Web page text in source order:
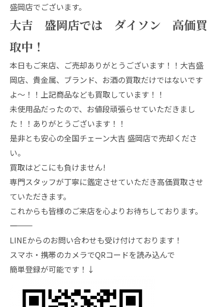
盛岡店でございます。
大吉 盛岡店では ダイソン 高価買
取中！
本日もご来店、ご売却ありがとうございます！！大吉盛
岡店、貴金属、ブランド、お酒の買取だけではないです
よ～！！上記商品なども買取しています！！
未使用品だったので、お値段頑張らせていただきまし
た！！ありがとうございます！！
是非とも安心の全国チェーン大吉 盛岡店で売却くださ
い。
買取はどこにも負けません!
専門スタッフが丁寧に鑑定させていただき高価買取させ
ていただきます。
これからも皆様のご来店を心よりお待ちしております。
―――――――
LINEからのお問い合わせも受け付けております！
スマホ・携帯のカメラでQRコードを読み込んで
簡単登録が可能です！↓